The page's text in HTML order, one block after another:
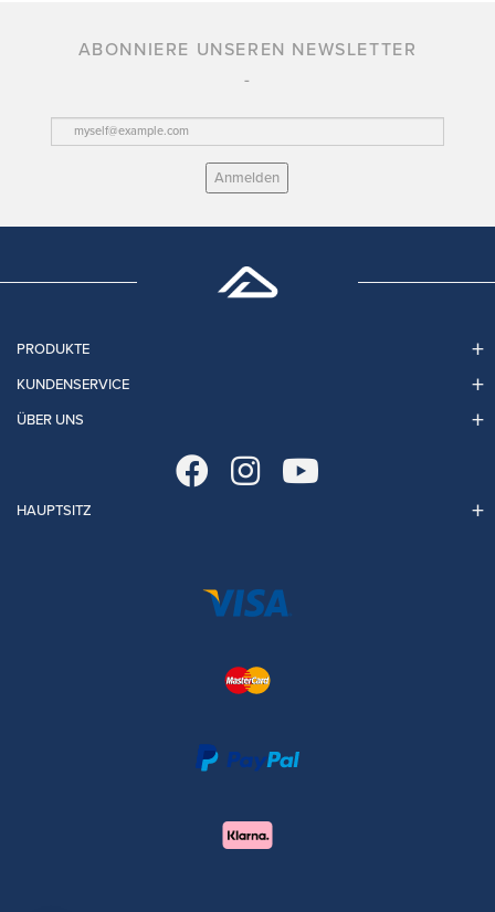
ABONNIERE UNSEREN NEWSLETTER
Anmelden
PRODUKTE
KUNDENSERVICE
ÜBER UNS
HAUPTSITZ